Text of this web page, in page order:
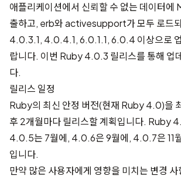
애플리케이션에서 신뢰할 수 없는 데이터에
출하고, erb와 activesupport가 모두 로드
4.0.3.1, 4.0.4.1, 6.0.1.1, 6.0.4 이상으로
랍니다. 이번 Ruby 4.0.3 릴리스를 통해 업
다.
릴리스 일정
Ruby의 최신 안정 버전(현재 Ruby 4.0)을
후 2개월마다 릴리스할 계획입니다. Ruby
4.0.5는 7월에, 4.0.6은 9월에, 4.0.7은 11
입니다.
만약 많은 사용자에게 영향을 미치는 변경 사